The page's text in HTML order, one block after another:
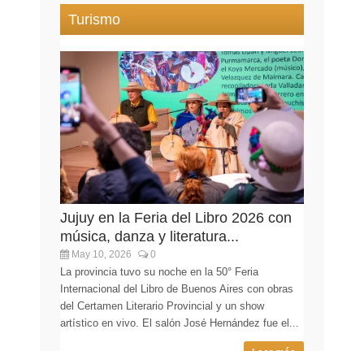
Turismo
Jujuy en la Feria del Libro 2026 con
música, danza y literatura...
May 10, 2026 0
La provincia tuvo su noche en la 50° Feria
Internacional del Libro de Buenos Aires con obras
del Certamen Literario Provincial y un show
artístico en vivo. El salón José Hernández fue el...